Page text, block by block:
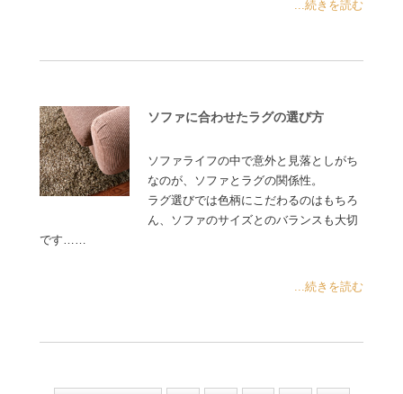
...続きを読む
ソファに合わせたラグの選び方
ソファライフの中で意外と見落としがち
なのが、ソファとラグの関係性。
ラグ選びでは色柄にこだわるのはもちろ
ん、ソファのサイズとのバランスも大切
です……
...続きを読む